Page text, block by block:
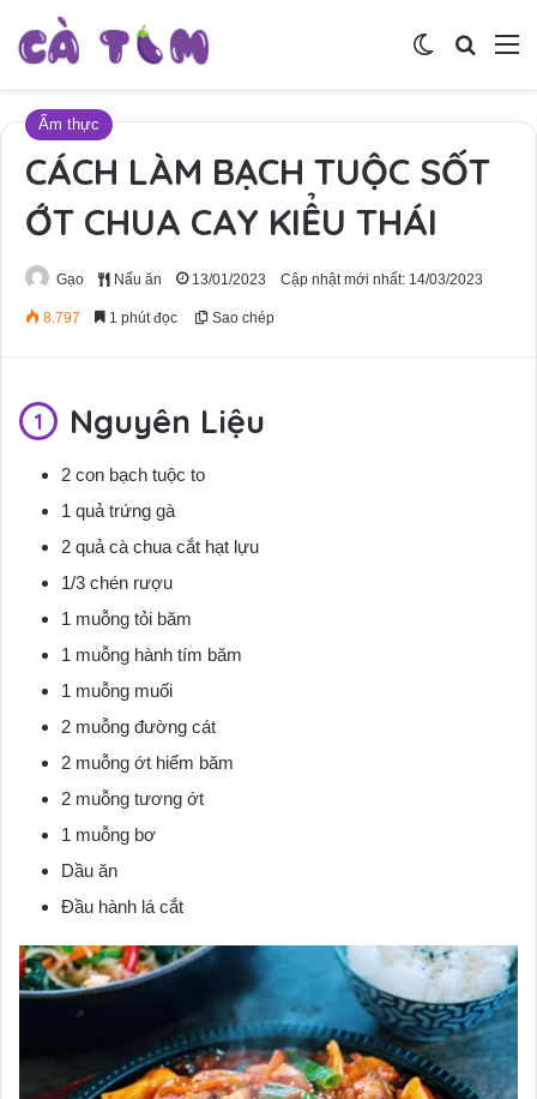
Tìm
Switch skin
Ẩm thực
CÁCH LÀM BẠCH TUỘC SỐT
ỚT CHUA CAY KIỂU THÁI
Gạo Nấu ăn 13/01/2023 Cập nhật mới nhất: 14/03/2023
8.797 1 phút đọc Sao chép
Nguyên Liệu
2 con bạch tuộc to
1 quả trứng gà
2 quả cà chua cắt hạt lựu
1/3 chén rượu
1 muỗng tỏi băm
1 muỗng hành tím băm
1 muỗng muối
2 muỗng đường cát
2 muỗng ớt hiểm băm
2 muỗng tương ớt
1 muỗng bơ
Dầu ăn
Đầu hành lá cắt